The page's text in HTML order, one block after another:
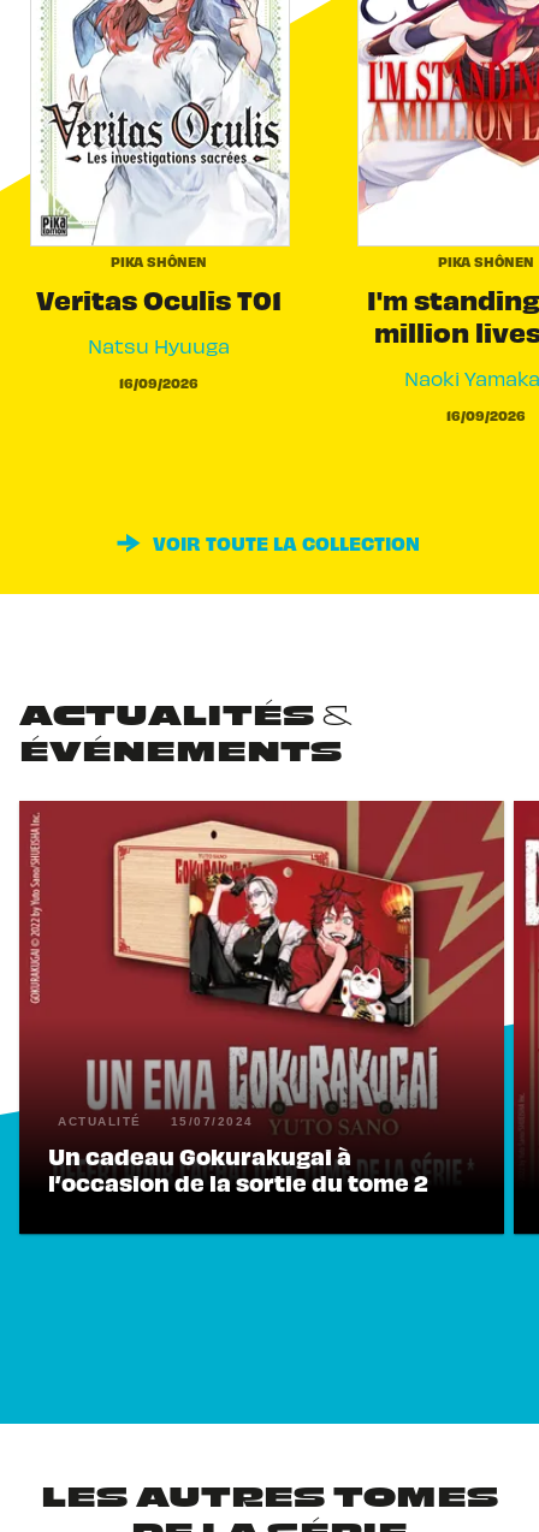
PIKA SHÔNEN
Veritas Oculis T01
Natsu Hyuuga
16/09/2026
PIKA SHÔNEN
I'm
million
Naoki
16/09/2026
VOIR TOUTE LA COLLECTION
ACTUALITÉS &
ÉVÉNEMENTS
ACTUALITÉ 15/07/2024
Un cadeau Gokurakugai à
l’occasion de la sortie du tome 2
LES AUTRES TOMES